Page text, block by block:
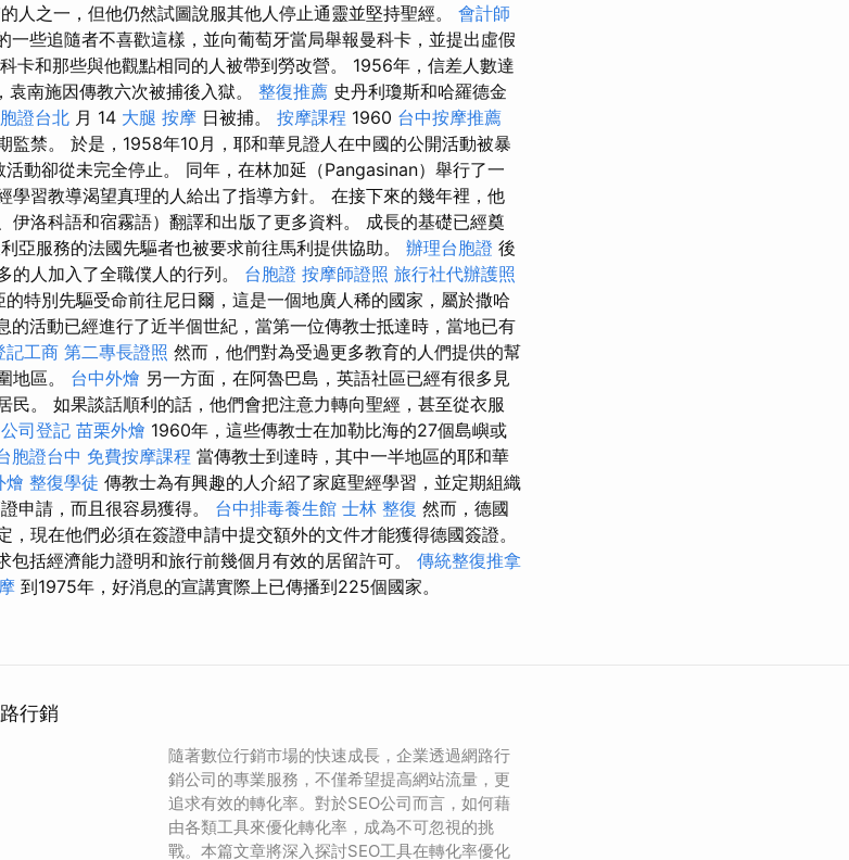
人之一，但他仍然試圖說服其他人停止通靈並堅持聖經。 會計師
一些追隨者不喜歡這樣，並向葡萄牙當局舉報曼科卡，並提出虛假
卡和那些與他觀點相同的人被帶到勞改營。 1956年，信差人數達
袁南施因傳教六次被捕後入獄。 整復推薦 史丹利瓊斯和哈羅德金
證台北 月 14 大腿 按摩 日被捕。 按摩課程 1960 台中按摩推薦
監禁。 於是，1958年10月，耶和華見證人在中國的公開活動被暴
活動卻從未完全停止。 同年，在林加延（Pangasinan）舉行了一
學習教導渴望真理的人給出了指導方針。 在接下來的幾年裡，他
伊洛科語和宿霧語）翻譯和出版了更多資料。 成長的基礎已經奠
亞服務的法國先驅者也被要求前往馬利提供協助。 辦理台胞證 後
的人加入了全職僕人的行列。 台胞證 按摩師證照 旅行社代辦護照
特別先驅受命前往尼日爾，這是一個地廣人稀的國家，屬於撒哈
的活動已經進行了近半個世紀，當第一位傳教士抵達時，當地已有
記工商 第二專長證照 然而，他們對為受過更多教育的人們提供的幫
地區。 台中外燴 另一方面，在阿魯巴島，英語社區已經有很多見
民。 如果談話順利的話，他們會把注意力轉向聖經，甚至從衣服
公司登記 苗栗外燴 1960年，這些傳教士在加勒比海的27個島嶼或
胞證台中 免費按摩課程 當傳教士到達時，其中一半地區的耶和華
燴 整復學徒 傳教士為有興趣的人介紹了家庭聖經學習，並定期組織
申請，而且很容易獲得。 台中排毒養生館 士林 整復 然而，德國
現在他們必須在簽證申請中提交額外的文件才能獲得德國簽證。
包括經濟能力證明和旅行前幾個月有效的居留許可。 傳統整復推拿
到1975年，好消息的宣講實際上已傳播到225個國家。
行銷
隨著數位行銷市場的快速成長，企業透過網路行
銷公司的專業服務，不僅希望提高網站流量，更
追求有效的轉化率。對於SEO公司而言，如何藉
由各類工具來優化轉化率，成為不可忽視的挑
戰。本篇文章將深入探討SEO工具在轉化率優化